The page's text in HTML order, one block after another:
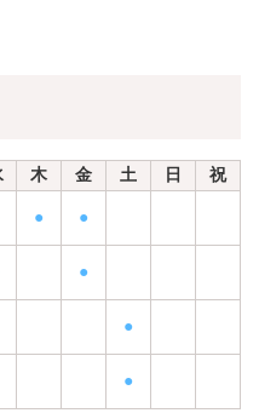
木 金 土 日 祝
● ●
●
●
●